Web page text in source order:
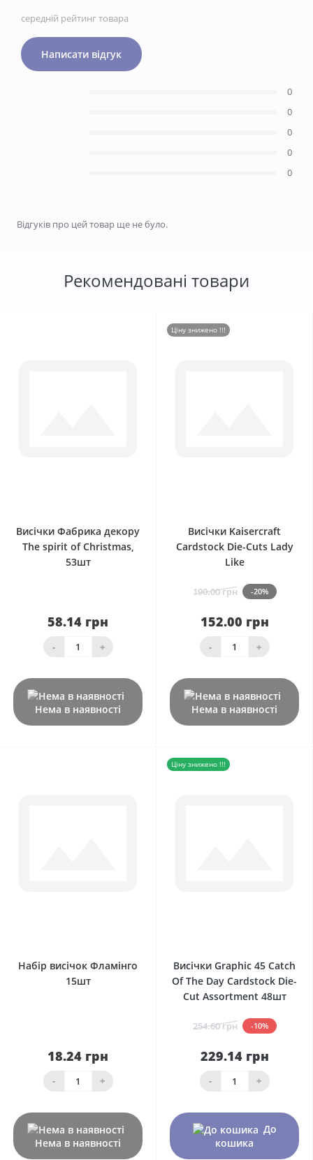
середній рейтинг товара
Написати відгук
0
0
0
0
0
Відгуків про цей товар ще не було.
Рекомендовані товари
Висічки Фабрика декору
The spirit of Christmas,
53шт
58.14 грн
- +
Нема в наявності
Ціну знижено !!!
Висічки Kaisercraft
Cardstock Die-Cuts Lady
Like
190.00 грн -20%
152.00 грн
- +
Нема в наявності
Набір висічок Фламінго
15шт
18.24 грн
- +
Нема в наявності
Ціну знижено !!!
Висічки Graphic 45 Catch
Of The Day Cardstock Die-
Cut Assortment 48шт
254.60 грн -10%
229.14 грн
- +
До
кошика